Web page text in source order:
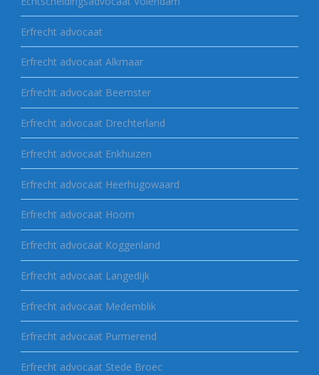
Erfrecht advocaat
Erfrecht advocaat Alkmaar
Erfrecht advocaat Beemster
Erfrecht advocaat Drechterland
Erfrecht advocaat Enkhuizen
Erfrecht advocaat Heerhugowaard
Erfrecht advocaat Hoorn
Erfrecht advocaat Koggenland
Erfrecht advocaat Langedijk
Erfrecht advocaat Medemblik
Erfrecht advocaat Purmerend
Erfrecht advocaat Stede Broec